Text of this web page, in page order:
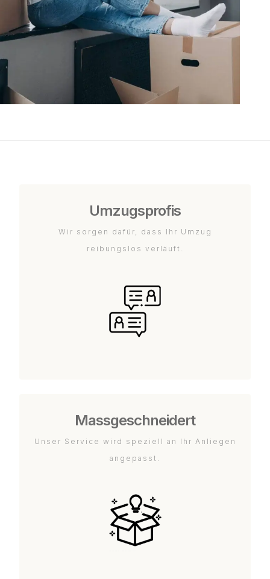
Umzugsprofis
Wir sorgen dafür, dass Ihr Umzug
reibungslos verläuft.
Massgeschneidert
Unser Service wird speziell an Ihr Anliegen
angepasst.